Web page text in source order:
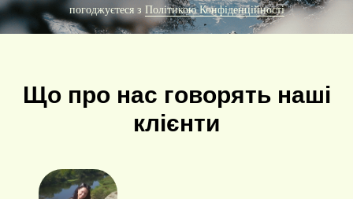
погоджуєтеся зПолітикою Конфіденційності
Що про нас говорять наші
клієнти